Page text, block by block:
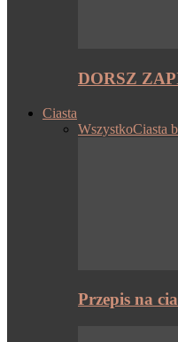
DORSZ
Ciasta
WszystkoCiasta
Przepis na